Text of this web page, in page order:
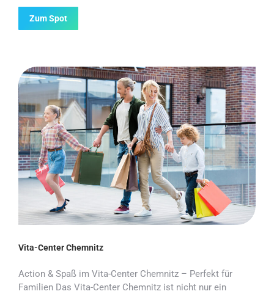
Zum Spot
Vita-Center Chemnitz
Action & Spaß im Vita-Center Chemnitz – Perfekt für
Familien Das Vita-Center Chemnitz ist nicht nur ein